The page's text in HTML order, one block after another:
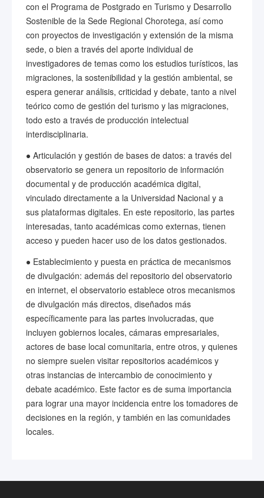
con el Programa de Postgrado en Turismo y Desarrollo
Sostenible de la Sede Regional Chorotega, así como
con proyectos de investigación y extensión de la misma
sede, o bien a través del aporte individual de
investigadores de temas como los estudios turísticos, las
migraciones, la sostenibilidad y la gestión ambiental, se
espera generar análisis, criticidad y debate, tanto a nivel
teórico como de gestión del turismo y las migraciones,
todo esto a través de producción intelectual
interdisciplinaria.
● Articulación y gestión de bases de datos: a través del
observatorio se genera un repositorio de información
documental y de producción académica digital,
vinculado directamente a la Universidad Nacional y a
sus plataformas digitales. En este repositorio, las partes
interesadas, tanto académicas como externas, tienen
acceso y pueden hacer uso de los datos gestionados.
● Establecimiento y puesta en práctica de mecanismos
de divulgación: además del repositorio del observatorio
en internet, el observatorio establece otros mecanismos
de divulgación más directos, diseñados más
específicamente para las partes involucradas, que
incluyen gobiernos locales, cámaras empresariales,
actores de base local comunitaria, entre otros, y quienes
no siempre suelen visitar repositorios académicos y
otras instancias de intercambio de conocimiento y
debate académico. Este factor es de suma importancia
para lograr una mayor incidencia entre los tomadores de
decisiones en la región, y también en las comunidades
locales.